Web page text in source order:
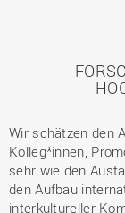
Wir schätzen den
Kolleg*innen,
sehr wie den
den Aufbau
interkultureller